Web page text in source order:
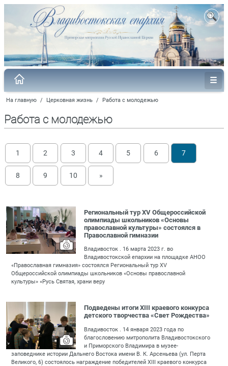
На главную / Церковная жизнь / Работа с молодежью
Работа с молодежью
1 2 3 4 5 6 7
8 9 10 »
Региональный тур XV Общероссийской
олимпиады школьников «Основы
православной культуры» состоялся в
Православной гимназии
Владивосток . 16 марта 2023 г. во
Владивостокской епархии на площадке АНОО
«Православная гимназия» состоялся Региональный тур XV
Общероссийской олимпиады школьников «Основы православной
культуры» «Русь Святая, храни веру
Подведены итоги XIII краевого конкурса
детского творчества «Свет Рождества»
Владивосток . 14 января 2023 года по
благословению митрополита Владивостокского
и Приморского Владимира в музее-
заповеднике истории Дальнего Востока имени В. К. Арсеньева (ул. Перта
Великого, 6) состоялось награждение победителей XIII краевого конкурса